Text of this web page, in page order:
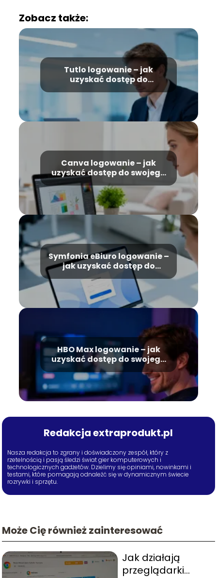
Zobacz także:
Tutlo logowanie – jak
uzyskać dostęp do
Canva logowanie – jak
uzyskać dostęp do swojego
konta?
Symfonia eBiuro logowanie –
jak uzyskać dostęp do
konta?
HBO Max logowanie – jak
uzyskać dostęp do swojego
konta?
Redakcja extraprodukt.pl
Nasza redakcja to zgrany i doświadczony zespół, który z
rzetelnością i pasją śledzi świat gier komputerowych i
technologicznych gadżetów. Dzielimy się opiniami, nowinkami i
testami, które pomagają odnaleźć się w dynamicznym świecie
rozrywki i sprzętu.
Może Cię również zainteresować
Jak działają
przeglądarki